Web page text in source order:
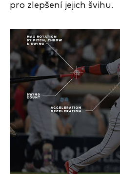
pro zlepšení jejich švihu.